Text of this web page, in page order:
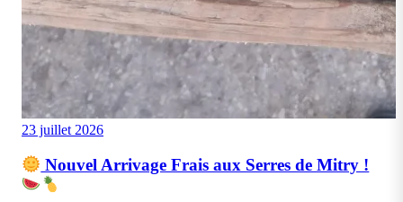
23 juillet 2026
Nouvel Arrivage Frais aux Serres de Mitry !